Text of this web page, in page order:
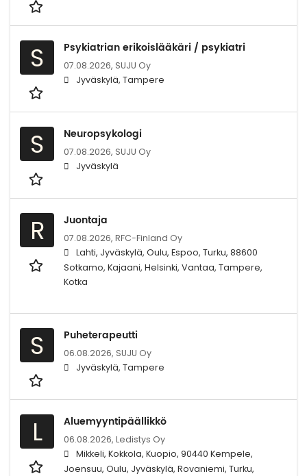
S Psykiatrian erikoislääkäri / psykiatri
07.08.2026, SUJU Oy
Jyväskylä, Tampere
S Neuropsykologi
07.08.2026, SUJU Oy
Jyväskylä
R Juontaja
07.08.2026, RFC-Finland Oy
Lahti, Jyväskylä, Oulu, Espoo, Turku, 88600
Sotkamo, Kajaani, Helsinki, Vantaa, Tampere,
Kotka
S Puheterapeutti
06.08.2026, SUJU Oy
Jyväskylä, Tampere
L Aluemyyntipäällikkö
06.08.2026, Ledistys Oy
Mikkeli, Kokkola, Kuopio, 90440 Kempele,
Joensuu, Oulu, Jyväskylä, Rovaniemi, Turku,